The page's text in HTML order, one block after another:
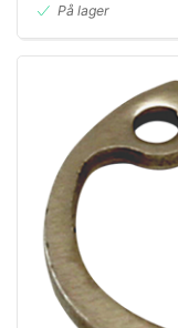
På lager